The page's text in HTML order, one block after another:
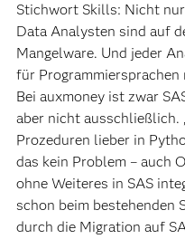
Stichwort Skills: Nicht
Data Analysten sind auf
Mangelware. Und jeder
für
Bei auxmoney ist zwar
aber nicht ausschließlich.
Prozeduren lieber in
das kein Problem – auch
ohne Weiteres in SAS
schon beim bestehenden
durch die Migration auf